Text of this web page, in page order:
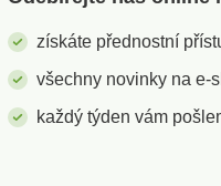
získáte přednostní
všechny novinky na e-
každý týden vám